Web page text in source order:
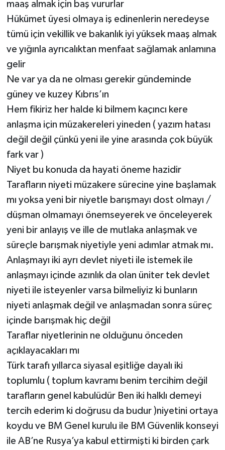
maaş almak için baş vururlar
Hükümet üyesi olmaya iş edinenlerin neredeyse
tümü için vekillik ve bakanlık iyi yüksek maaş almak
ve yığınla ayrıcalıktan menfaat sağlamak anlamına
gelir
Ne var ya da ne olması gerekir gündeminde
güney ve kuzey Kıbrıs’ın
Hem fikiriz her halde ki bilmem kaçıncı kere
anlaşma için müzakereleri yineden ( yazım hatası
değil değil çünkü yeni ile yine arasında çok büyük
fark var )
Niyet bu konuda da hayati öneme hazidir
Tarafların niyeti müzakere sürecine yine başlamak
mı yoksa yeni bir niyetle barışmayı dost olmayı /
düşman olmamayı önemseyerek ve önceleyerek
yeni bir anlayış ve ille de mutlaka anlaşmak ve
süreçle barışmak niyetiyle yeni adımlar atmak mı.
Anlaşmayı iki ayrı devlet niyeti ile istemek ile
anlaşmayı içinde azınlık da olan üniter tek devlet
niyeti ile isteyenler varsa bilmeliyiz ki bunların
niyeti anlaşmak değil ve anlaşmadan sonra süreç
içinde barışmak hiç değil
Taraflar niyetlerinin ne olduğunu önceden
açıklayacakları mı
Türk tarafı yıllarca siyasal eşitliğe dayalı iki
toplumlu ( toplum kavramı benim tercihim değil
tarafların genel kabulüdür Ben iki halklı demeyi
tercih ederim ki doğrusu da budur )niyetini ortaya
koydu ve BM Genel kurulu ile BM Güvenlik konseyi
ile AB’ne Rusya’ya kabul ettirmişti ki birden çark